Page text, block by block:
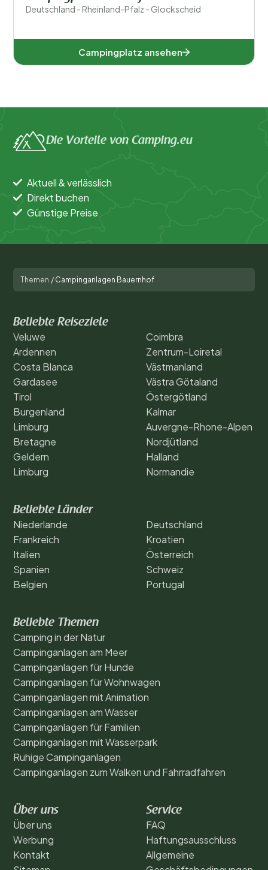
Deutschland - Rheinland-Pfalz - Glockscheid
Campingplatz ansehen
Die Vorteile von Camping.eu
Aktuell & verlässlich
Direkt buchen
Günstige Preise
Themen / Campinganlagen Bauernhof
Beliebte Reiseziele
Veluwe
Ardennen
Costa Blanca
Gardasee
Tirol
Burgenland
Limburg
Bretagne
Geldern
Limburg
Coimbra
Zentrum-Loiretal
Västmanland
Västra Götaland
Östergötland
Kalmar
Auvergne-Rhone-Alpen
Nordjütland
Halland
Normandie
Beliebte Länder
Niederlande
Frankreich
Italien
Spanien
Belgien
Deutschland
Kroatien
Österreich
Schweiz
Portugal
Beliebte Themen
Camping in der Natur
Campinganlagen am Meer
Campinganlagen für Hunde
Campinganlagen für Wohnwagen
Campinganlagen mit Animation
Campinganlagen am Wasser
Campinganlagen für Familien
Campinganlagen mit Wasserpark
Ruhige Campinganlagen
Campinganlagen zum Walken und Fahrradfahren
Über uns
Über uns
Werbung
Kontakt
Service
FAQ
Haftungsausschluss
Allgemeine